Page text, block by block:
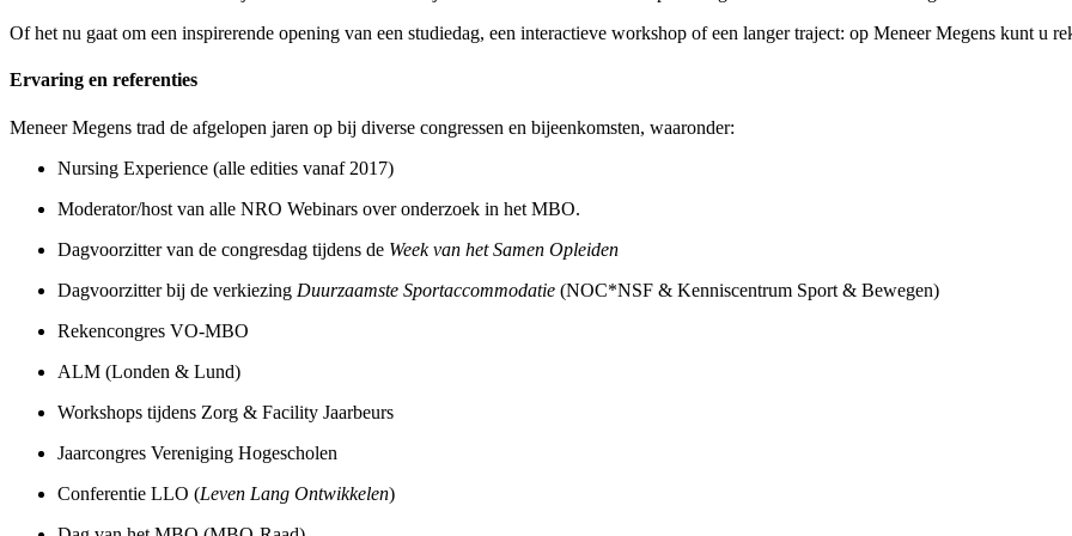
Of het nu gaat om een inspirerende opening van een studiedag, een interactieve workshop of een langer traject: op Meneer Megens kunt u
Ervaring en referenties
Meneer Megens trad de afgelopen jaren op bij diverse congressen en bijeenkomsten, waaronder:
Nursing Experience (alle edities vanaf 2017)
Moderator/host van alle NRO Webinars over onderzoek in het MBO.
Dagvoorzitter van de congresdag tijdens de Week van het Samen Opleiden
Dagvoorzitter bij de verkiezing Duurzaamste Sportaccommodatie (NOC*NSF & Kenniscentrum Sport & Bewegen)
Rekencongres VO-MBO
ALM (Londen & Lund)
Workshops tijdens Zorg & Facility Jaarbeurs
Jaarcongres Vereniging Hogescholen
Conferentie LLO (Leven Lang Ontwikkelen)